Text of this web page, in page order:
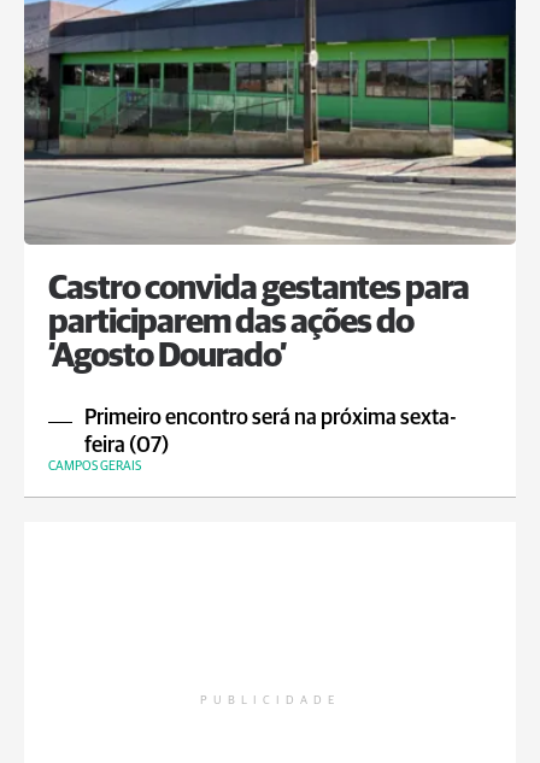
Castro convida gestantes para
participarem das ações do
‘Agosto Dourado’
Primeiro encontro será na próxima sexta-
feira (07)
CAMPOS GERAIS
PUBLICIDADE